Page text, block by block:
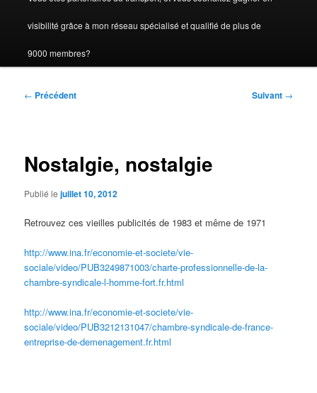
visibilité grâce à mon réseau spécialisé et qualifié de plus de
9000 membres?
Navigation
← Précédent Suivant →
Nostalgie, nostalgie
Publié lejuillet 10, 2012
Retrouvez ces vieilles publicités de 1983 et même de 1971
http://www.ina.fr/economie-et-societe/vie-
sociale/video/PUB3249871003/charte-professionnelle-de-la-
chambre-syndicale-l-homme-fort.fr.html
http://www.ina.fr/economie-et-societe/vie-
sociale/video/PUB3212131047/chambre-syndicale-de-france-
entreprise-de-demenagement.fr.html